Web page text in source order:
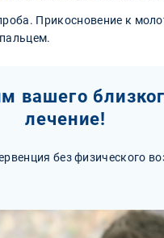
Прикосновение к
вашего
лечение!
без физического